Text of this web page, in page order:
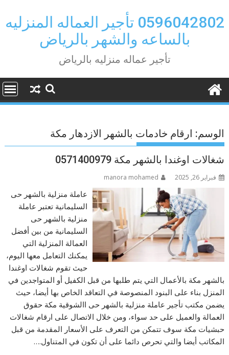
to
content
0596042802 تأجير العماله المنزليه
بالساعه والشهر بالرياض
تأجير عماله منزليه بالرياض
الوسم: ارقام خادمات بالشهر الازدهار مكة
شغالات اوغندا بالشهر مكة 0571400979
فبراير 26, 2025 manora mohamed
عاملة منزلية بالشهر حى
السليمانية تعتبر عاملة
منزلية بالشهر حى
السليمانية من بين أفضل
العمالة المنزلية التي
يمكنك التعامل معها اليوم،
حيث تقوم شغالات اوغندا
بالشهر مكة بالأعمال التي يتم طلبها من قبل الكفيل أو المتواجدين في
المنزل بناء على البنود المنصوصة في التعاقد الخاص بها أيضا، حيث
يضمن مكتب تأجير عاملة منزلية بالشهر حى االشوقية مكة حقوق
العمالة والعميل على حد سواء، ومن خلال الاتصال على ارقام شغالات
حبشيات مكة سوف تتمكن من التعرف على الأسعار المقدمة من قبل
المكاتب أيضا والتي تحرص دائما على أن تكون في المتناول.…